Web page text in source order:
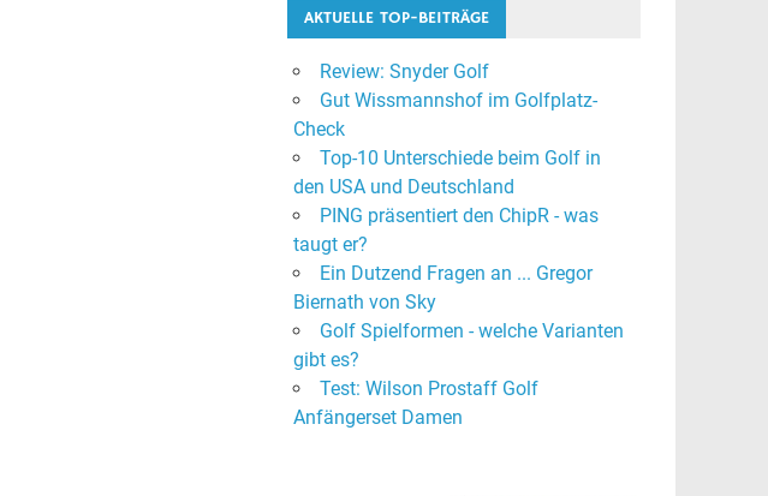
AKTUELLE TOP-BEITRÄGE
Review: Snyder Golf
Gut Wissmannshof im Golfplatz-
Check
Top-10 Unterschiede beim Golf in
den USA und Deutschland
PING präsentiert den ChipR - was
taugt er?
Ein Dutzend Fragen an ... Gregor
Biernath von Sky
Golf Spielformen - welche Varianten
gibt es?
Test: Wilson Prostaff Golf
Anfängerset Damen